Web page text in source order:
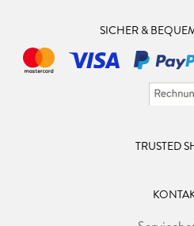
SICHER &
TRUSTED